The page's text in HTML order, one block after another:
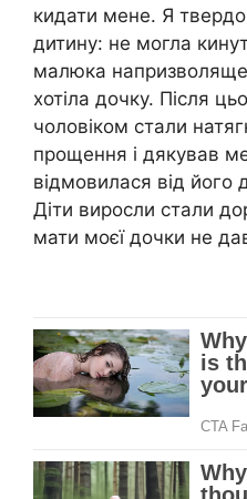
кидати мене. Я
дитину: не могла
малюка
хотіла дочку. Після
чоловіком стали
прощення і дякував
відмовилася від
Діти виросли стали
мати моєї дочки не